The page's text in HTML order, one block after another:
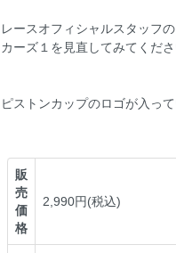
レースオフィシャルスタッフ
カーズ１を見直してみてくださ
ピストンカップのロゴが入っ
販
売
価
格
2,990円(税込)